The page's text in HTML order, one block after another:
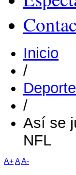
Inicio
/
/
Así se
NFL
A+AA-